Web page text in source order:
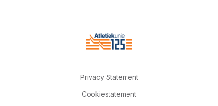
Privacy Statement
Cookiestatement